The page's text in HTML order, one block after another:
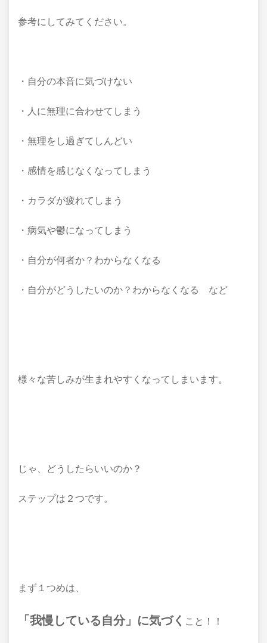
参考にしてみてください。
・自分の本音に気づけない
・人に無理に合わせてしまう
・無理をし過ぎてしんどい
・感情を感じなくなってしまう
・カラダが疲れてしまう
・病気や鬱になってしまう
・自分が何者か？わからなくなる
・自分がどうしたいのか？わからなくなる など
様々な苦しみが生まれやすくなってしまいます。
じゃ、どうしたらいいのか？
ステップは２つです。
まず１つめは、
「我慢している自分」に気づく こと！！